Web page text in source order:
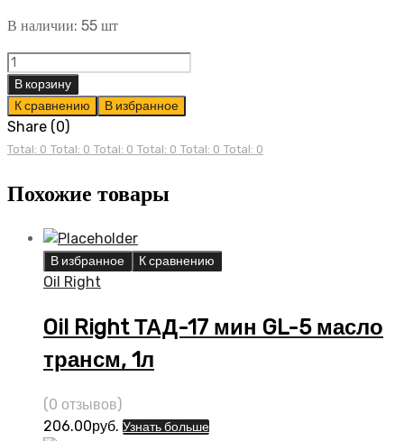
В наличии: 55 шт
Oil
Right
мастика
сланцевая
ведро
quantity
В корзину
К сравнению
В избранное
Share (0)
Total: 0 Total: 0 Total: 0 Total: 0 Total: 0 Total: 0
Похожие товары
В избранное К сравнению
Oil Right
Oil Right ТАД-17 мин GL-5 масло
трансм, 1л
(0 отзывов)
206.00руб. Узнать больше